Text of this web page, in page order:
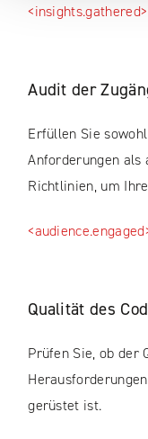
<insights.gathered>
Audit der
Erfüllen Sie
Anforderungen als
Richtlinien, um
Qualität des
Prüfen Sie, ob der
gerüstet ist.